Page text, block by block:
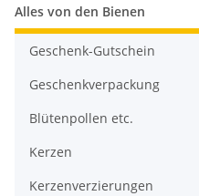
Alles von den Bienen
Geschenk-Gutschein
Geschenkverpackung
Blütenpollen etc.
Kerzen
Kerzenverzierungen